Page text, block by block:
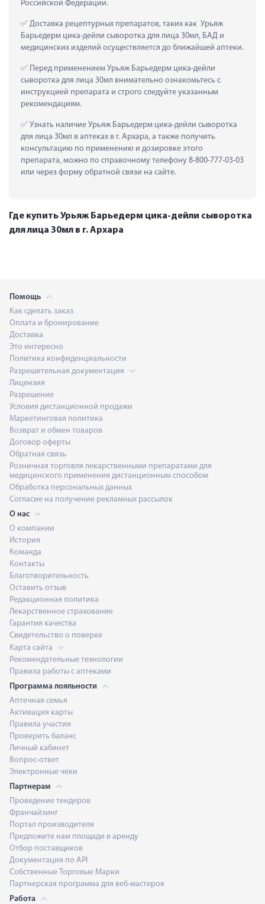
Российской Федерации.
Доставка рецептурных препаратов, таких как  Урьяж
Барьедерм цика-дейли сыворотка для лица 30мл, БАД и
медицинских изделий осуществляется до ближайшей аптеки.
Перед применением Урьяж Барьедерм цика-дейли
сыворотка для лица 30мл внимательно ознакомьтесь с
инструкцией препарата и строго следуйте указанным
рекомендациям.
Узнать наличие Урьяж Барьедерм цика-дейли сыворотка
для лица 30мл в аптеках в г. Архара, а также получить
консультацию по применению и дозировке этого
препарата, можно по справочному телефону 8-800-777-03-03
или через форму обратной связи на сайте.
Где купить Урьяж Барьедерм цика-дейли сыворотка
для лица 30мл в г. Архара
Помощь
Как сделать заказ
Оплата и бронирование
Доставка
Это интересно
Политика конфиденциальности
Разрешительная документация
Лицензия
Разрешение
Условия дистанционной продажи
Маркетинговая политика
Возврат и обмен товаров
Договор оферты
Обратная связь
Розничная торговля лекарственными препаратами для
медицинского применения дистанционным способом
Обработка персональных данных
Согласие на получение рекламных рассылок
О нас
О компании
История
Команда
Контакты
Благотворительность
Оставить отзыв
Редакционная политика
Лекарственное страхование
Гарантия качества
Свидетельство о поверке
Карта сайта
Рекомендательные технологии
Правила работы с аптеками
Программа лояльности
Аптечная семья
Активация карты
Правила участия
Проверить баланс
Личный кабинет
Вопрос-ответ
Электронные чеки
Партнерам
Проведение тендеров
Франчайзинг
Портал производителя
Предложите нам площади в аренду
Отбор поставщиков
Документация по API
Собственные Торговые Марки
Партнерская программа для веб-мастеров
Работа